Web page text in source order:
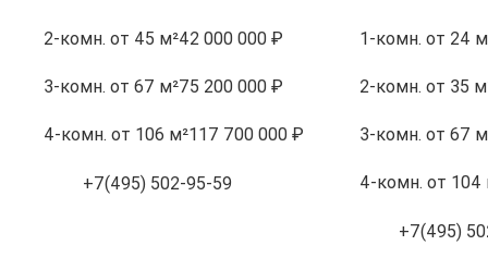
2-комн. от 45 м²42 000 000 ₽
3-комн. от 67 м²75 200 000 ₽
4-комн. от 106 м²117 700 000 ₽
+7(495) 502-95-59
1-комн. от 24
2-комн. от 35
3-комн. от 67
4-комн. от 104
+7(495)